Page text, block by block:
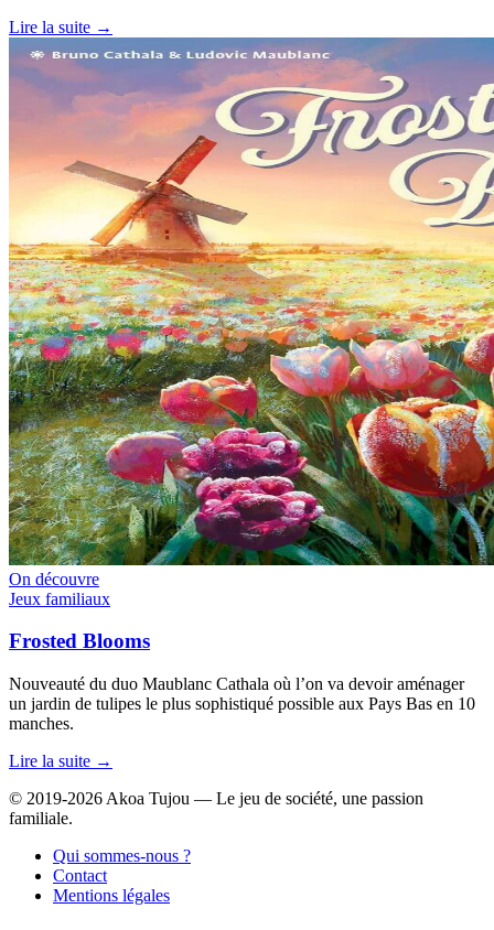
Lire la suite →
On découvre
Jeux familiaux
Frosted Blooms
Nouveauté du duo Maublanc Cathala où l’on va devoir aménager
un jardin de tulipes le plus sophistiqué possible aux Pays Bas en 10
manches.
Lire la suite →
© 2019-2026 Akoa Tujou — Le jeu de société, une passion
familiale.
Qui sommes-nous ?
Contact
Mentions légales